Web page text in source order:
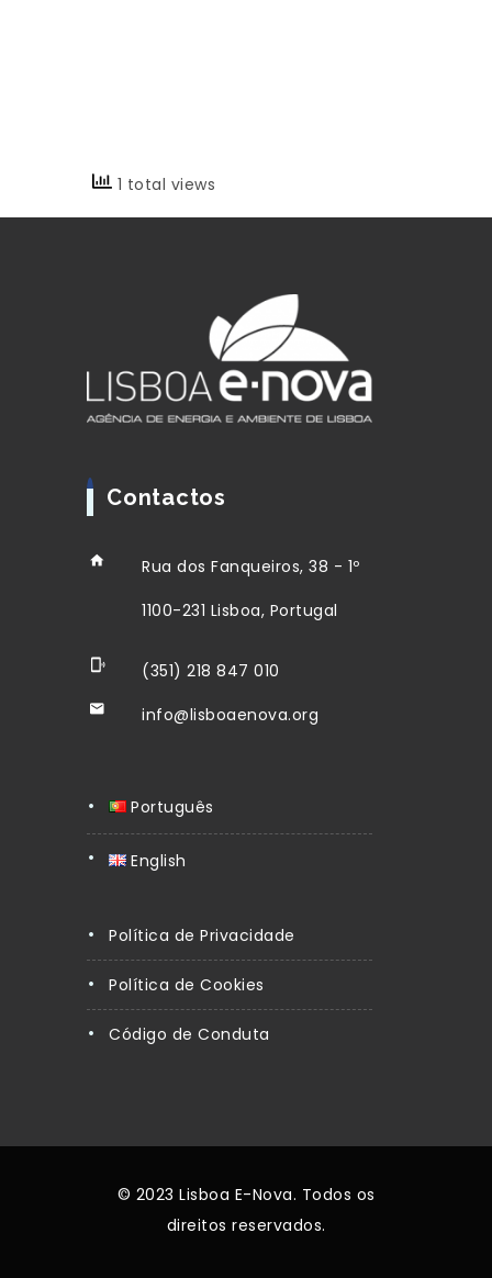
1 total views
Contactos
Rua dos Fanqueiros, 38 - 1º
1100-231 Lisboa, Portugal
(351) 218 847 010
info@lisboaenova.org
Português
English
Política de Privacidade
Política de Cookies
Código de Conduta
© 2023 Lisboa E-Nova. Todos os
direitos reservados.